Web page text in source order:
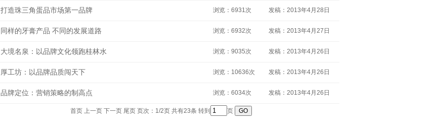
打造珠三角蛋品市场第一品牌 浏览：6931次 发稿：2013年4月28日
同样的牙膏产品 不同的发展道路 浏览：6932次 发稿：2013年4月27日
大境名泉：以品牌文化领跑桂林水 浏览：9035次 发稿：2013年4月26日
厚工坊：以品牌品质闯天下 浏览：10636次 发稿：2013年4月26日
品牌定位：营销策略的制高点 浏览：6034次 发稿：2013年4月26日
首页 上一页 下一页 尾页页次：1/2页 共有23条 转到 页